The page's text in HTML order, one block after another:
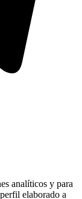
analíticos y para
elaborado a